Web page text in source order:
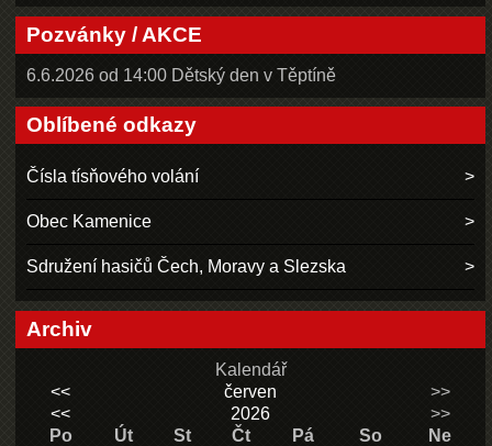
Pozvánky / AKCE
6.6.2026 od 14:00 Dětský den v Těptíně
Oblíbené odkazy
Čísla tísňového volání
Obec Kamenice
Sdružení hasičů Čech, Moravy a Slezska
Archiv
Kalendář
<<
červen
>>
<<
2026
>>
Po
Út St Čt Pá So Ne